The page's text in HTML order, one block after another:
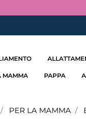
MAMMA PAPPA
PER LA MAMMA